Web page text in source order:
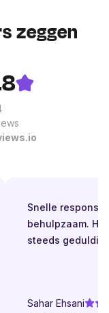
zeggen
Snelle respons.
behulpzaam.
steeds geduldig.
Sahar Ehsani